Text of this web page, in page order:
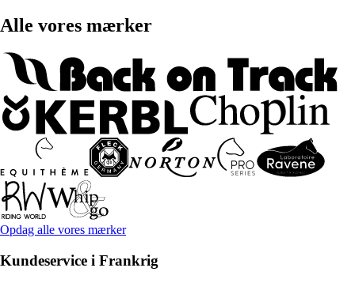
Alle vores mærker
Opdag alle vores mærker
Kundeservice i Frankrig